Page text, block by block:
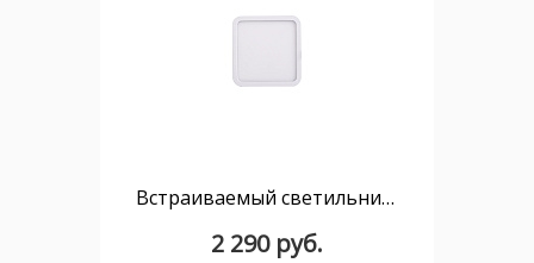
Встраиваемый светильник MANTRA SAONA C0190
2 290 руб.